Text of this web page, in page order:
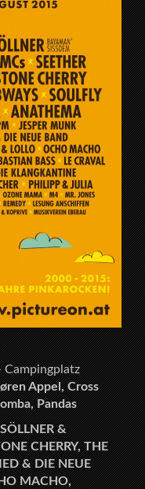
Campingplatz
Appel, Cross
Pandas
&
CHERRY, THE
& DIE NEUE
MACHO,